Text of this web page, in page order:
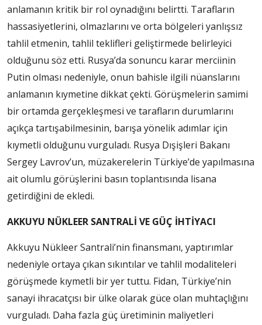
anlamanın kritik bir rol oynadığını belirtti. Tarafların
hassasiyetlerini, olmazlarını ve orta bölgeleri yanlışsız
tahlil etmenin, tahlil teklifleri geliştirmede belirleyici
olduğunu söz etti. Rusya’da sonuncu karar merciinin
Putin olması nedeniyle, onun bahisle ilgili nüanslarını
anlamanın kıymetine dikkat çekti. Görüşmelerin samimi
bir ortamda gerçekleşmesi ve tarafların durumlarını
açıkça tartışabilmesinin, barışa yönelik adımlar için
kıymetli olduğunu vurguladı. Rusya Dışişleri Bakanı
Sergey Lavrov’un, müzakerelerin Türkiye’de yapılmasına
ait olumlu görüşlerini basın toplantısında lisana
getirdiğini de ekledi.
AKKUYU NÜKLEER SANTRALİ VE GÜÇ İHTİYACI
Akkuyu Nükleer Santrali’nin finansmanı, yaptırımlar
nedeniyle ortaya çıkan sıkıntılar ve tahlil modaliteleri
görüşmede kıymetli bir yer tuttu. Fidan, Türkiye’nin
sanayi ihracatçısı bir ülke olarak güce olan muhtaçlığını
vurguladı. Daha fazla güç üretiminin maliyetleri